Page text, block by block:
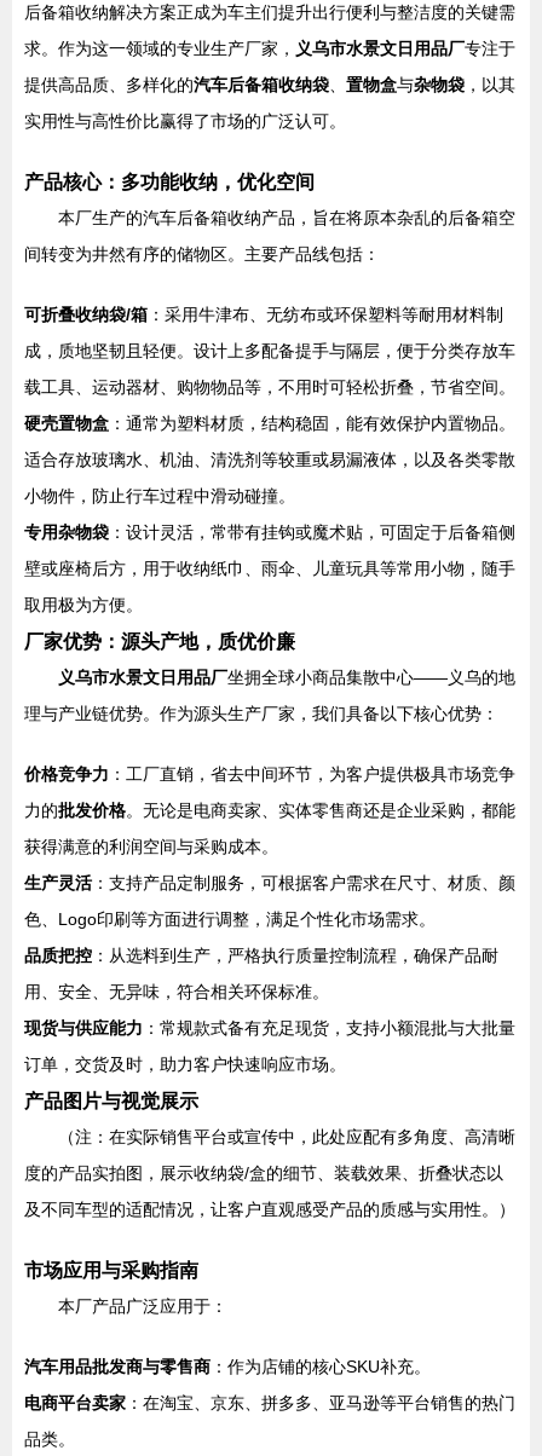
后备箱收纳解决方案正成为车主们提升出行便利与整洁度的关键需
求。作为这一领域的专业生产厂家， 义乌市水景文日用品厂专注于
提供高品质、多样化的汽车后备箱收纳袋 置物盒与杂物袋 ，以其
实用性与高性价比赢得了市场的广泛认可。
产品核心：多功能收纳，优化空间
本厂生产的汽车后备箱收纳产品，旨在将原本杂乱的后备箱空
间转变为井然有序的储物区。主要产品线包括：
可折叠收纳袋/箱 ：采用牛津布、无纺布或环保塑料等耐用材料制
成，质地坚韧且轻便。设计上多配备提手与隔层，便于分类存放车
载工具、运动器材、购物物品等，不用时可轻松折叠，节省空间。
硬壳置物盒 ：通常为塑料材质，结构稳固，能有效保护内置物品。
适合存放玻璃水、机油、清洗剂等较重或易漏液体，以及各类零散
小物件，防止行车过程中滑动碰撞。
专用杂物袋 ：设计灵活，常带有挂钩或魔术贴，可固定于后备箱侧
壁或座椅后方，用于收纳纸巾、雨伞、儿童玩具等常用小物，随手
取用极为方便。
厂家优势：源头产地，质优价廉
义乌市水景文日用品厂坐拥全球小商品集散中心——义乌的地
理与产业链优势。作为源头生产厂家，我们具备以下核心优势：
价格竞争力 ：工厂直销，省去中间环节，为客户提供极具市场竞争
力的批发价格。无论是电商卖家、实体零售商还是企业采购，都能
获得满意的利润空间与采购成本。
生产灵活 ：支持产品定制服务，可根据客户需求在尺寸、材质、颜
色、Logo印刷等方面进行调整，满足个性化市场需求。
品质把控 ：从选料到生产，严格执行质量控制流程，确保产品耐
用、安全、无异味，符合相关环保标准。
现货与供应能力 ：常规款式备有充足现货，支持小额混批与大批量
订单，交货及时，助力客户快速响应市场。
产品图片与视觉展示
（注：在实际销售平台或宣传中，此处应配有多角度、高清晰
度的产品实拍图，展示收纳袋/盒的细节、装载效果、折叠状态以
及不同车型的适配情况，让客户直观感受产品的质感与实用性。）
市场应用与采购指南
本厂产品广泛应用于：
汽车用品批发商与零售商 ：作为店铺的核心SKU补充。
电商平台卖家 ：在淘宝、京东、拼多多、亚马逊等平台销售的热门
品类。